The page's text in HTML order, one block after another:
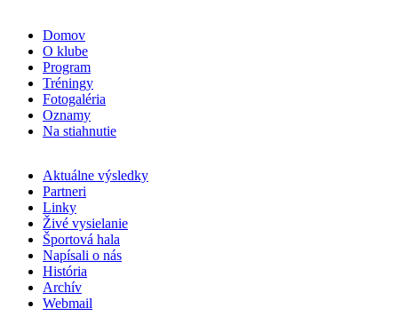
Domov
O klube
Program
Tréningy
Fotogaléria
Oznamy
Na stiahnutie
Aktuálne výsledky
Partneri
Linky
Živé vysielanie
Športová hala
Napísali o nás
História
Archív
Webmail